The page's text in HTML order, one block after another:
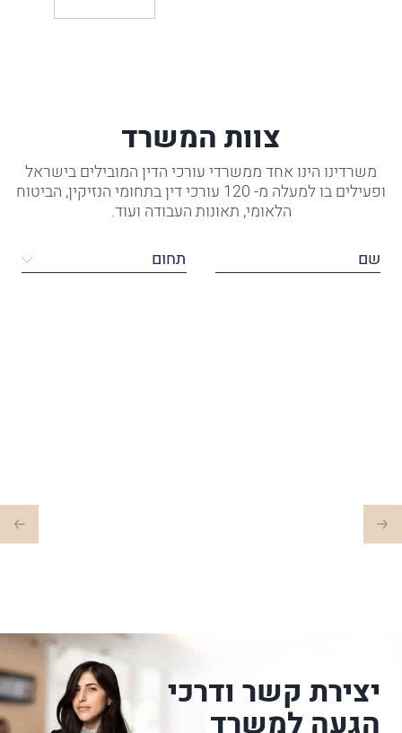
צוות המשרד
משרדינו הינו אחד ממשרדי עורכי הדין המובילים בישראל
ופעילים בו למעלה מ- 120 עורכי דין בתחומי הנזיקין, הביטוח
הלאומי, תאונות העבודה ועוד.
יצירת קשר ודרכי
הגעה למשרד